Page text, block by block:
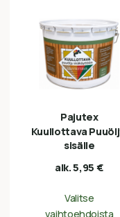
Pajutex
Kuullottava
sisälle
alk.5,95 €
Valitse
vaihtoehdoista